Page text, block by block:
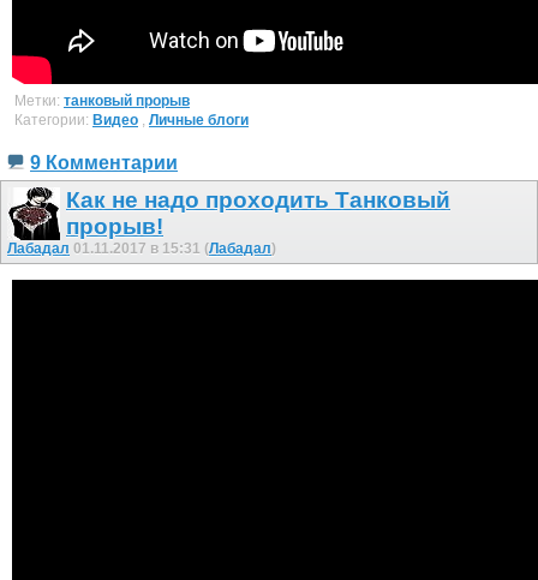
Метки: танковый прорыв
Категории: Видео , Личные блоги
9 Комментарии
Как не надо проходить Танковый
прорыв!
Лабадал 01.11.2017 в 15:31 (Лабадал)